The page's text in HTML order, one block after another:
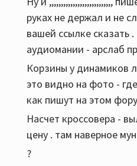
руках не держал и не
вашей ссылке сказать
аудиомании - арслаб
Корзины у динамиков
это видно на фото -
как пишут на этом
Насчет кроссовера -
цену . там наверное
?